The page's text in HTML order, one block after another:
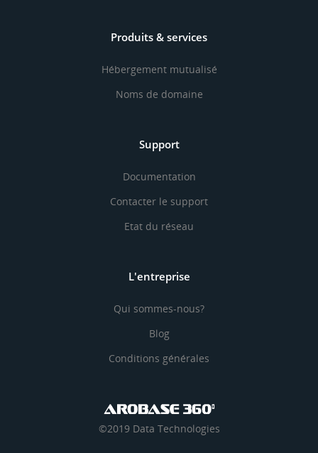
Produits & services
Hébergement mutualisé
Noms de domaine
Support
Documentation
Contacter le support
Etat du réseau
L'entreprise
Qui sommes-nous?
Blog
Conditions générales
©2019 Data Technologies